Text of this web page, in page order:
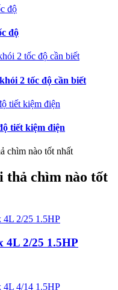
độ
2 tốc độ cần biết
tiết kiệm điện
chìm nào tốt nhất
thả chìm nào tốt
4L 2/25 1.5HP